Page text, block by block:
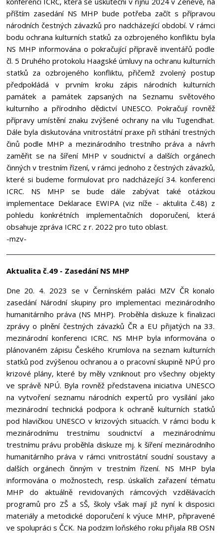
příštím zasedání NS MHP bude potřeba začít s přípravou
národních čestných závazků pro nadcházející období. V rámci
bodu ochrana kulturních statků za ozbrojeného konfliktu byla
NS MHP informována o pokračující přípravě inventářů podle
čl. 5 Druhého protokolu Haagské úmluvy na ochranu kulturních
statků za ozbrojeného konfliktu, přičemž zvolený postup
předpokládá v prvním kroku zápis národních kulturních
památek a památek zapsaných na Seznamu světového
kulturního a přírodního dědictví UNESCO. Pokračují rovněž
přípravy umístění znaku zvýšené ochrany na vilu Tugendhat.
Dále byla diskutována vnitrostátní praxe při stíhání trestných
činů podle MHP a mezinárodního trestního práva a návrh
zaměřit se na šíření MHP v soudnictví a dalších orgánech
činných v trestním řízení, v rámci jednoho z čestných závazků,
které si budeme formulovat pro nadcházející 34. konferenci
ICRC. NS MHP se bude dále zabývat také otázkou
implementace Deklarace EWIPA (viz níže - aktulita č.48) z
pohledu konkrétních implementačních doporučení, která
obsahuje zpráva ICRC z r. 2022 pro tuto oblast.
-mzv-
Aktualita č.49 - Zasedání NS MHP
Dne 20. 4. 2023 se v Černínském paláci MZV ČR konalo
zasedání Národní skupiny pro implementaci mezinárodního
humanitárního práva (NS MHP). Proběhla diskuze k finalizaci
zprávy o plnění čestných závazků ČR a EU přijatých na 33.
mezinárodní konferenci ICRC. NS MHP byla informována o
plánovaném zápisu Českého Krumlova na seznam kulturních
statků pod zvýšenou ochranou a o pracovní skupině NPÚ pro
krizové plány, které by měly vzniknout pro všechny objekty
ve správě NPÚ. Byla rovněž představena iniciativa UNESCO
na vytvoření seznamu národních expertů pro vysílání jako
mezinárodní technická podpora k ochraně kulturních statků
pod hlavičkou UNESCO v krizových situacích. V rámci bodu k
mezinárodnímu trestnímu soudnictví a mezinárodnímu
trestnímu právu proběhla diskuze mj. k šíření mezinárodního
humanitárního práva v rámci vnitrostátní soudní soustavy a
dalších orgánech činným v trestním řízení. NS MHP byla
informována o možnostech, resp. úskalích zařazení tématu
MHP do aktuálně revidovaných rámcových vzdělávacích
programů pro ZŠ a SŠ, školy však mají již nyní k disposici
materiály a metodické doporučení k výuce MHP, připravené
ve spolupráci s ČCK. Na podzim loňského roku přijala RB OSN